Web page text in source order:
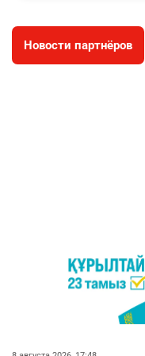
🐏 Скота
Казахстане
2797 2
🇫🇷 Клуб ПСЖ
футбольной
Новости партнёров